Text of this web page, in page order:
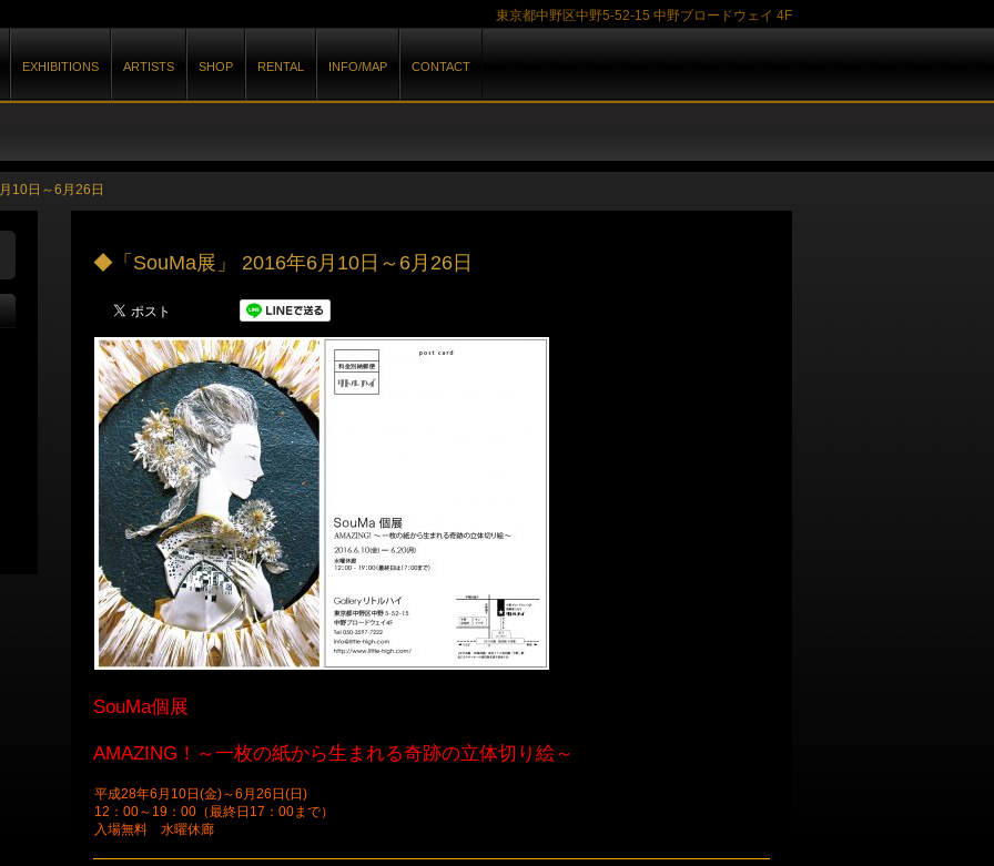
東京都中野区中野5-52-15 中野ブロードウェイ 4F
EXHIBITIONS ARTISTS SHOP RENTAL INFO/MAP CONTACT
10日～6月26日
◆「SouMa展」 2016年6月10日～6月26日
SouMa個展
AMAZING！～一枚の紙から生まれる奇跡の立体切り絵～
平成28年6月10日(金)～6月26日(日)
12：00～19：00（最終日17：00まで）
入場無料 水曜休廊